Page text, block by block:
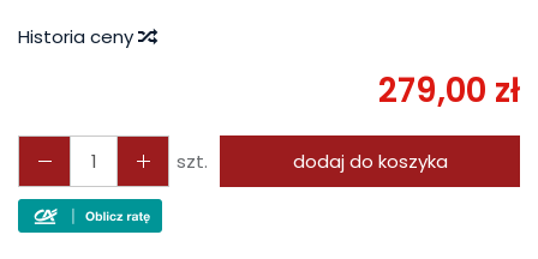
Historia ceny
279,00 zł
szt. dodaj do koszyka